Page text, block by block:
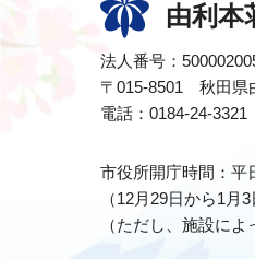
由利本
法人番号：
〒015-8501 秋田県
電話：0184-24-3321
市役所開庁時間：平
（12月29日から1月3
（ただし、施設に